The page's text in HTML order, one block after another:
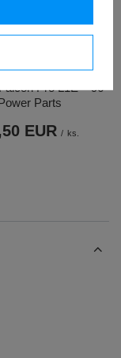
zadního světla
Pro L1E – 96
Parts
EUR / ks.